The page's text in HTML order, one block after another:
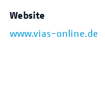
Website
www.vias-online.de